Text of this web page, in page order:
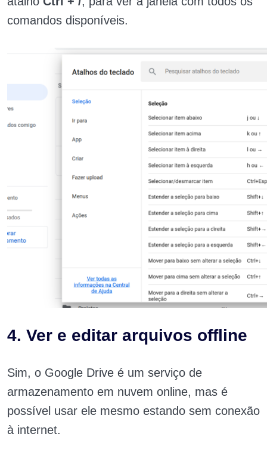
comandos disponíveis.
4. Ver e editar arquivos offline
Sim, o Google Drive é um serviço de
armazenamento em nuvem online, mas é
possível usar ele mesmo estando sem conexão
à internet.